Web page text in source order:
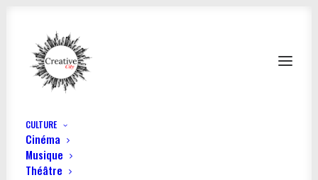
CULTURE
Cinéma
Musique
Théâtre